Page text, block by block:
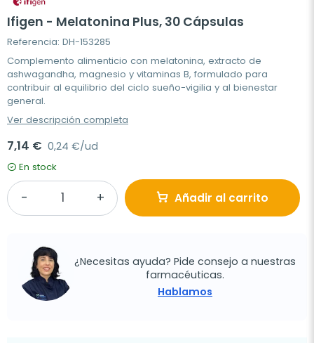
Ifigen - Melatonina Plus, 30 Cápsulas
Referencia: DH-153285
Complemento alimenticio con melatonina, extracto de
ashwagandha, magnesio y vitaminas B, formulado para
contribuir al equilibrio del ciclo sueño-vigilia y al bienestar
general.
Ver descripción completa
7,14 € 0,24 €/ud
En stock
Añadir al carrito
¿Necesitas ayuda? Pide consejo a nuestras
farmacéuticas.
Hablamos